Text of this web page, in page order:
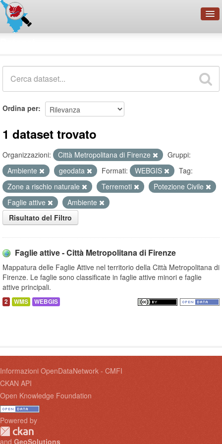
Organizzazioni
Ordina per
1 dataset trovato
Organizzazioni: Città Metropolitana di Firenze
Gruppi:
Ambiente
geodata Formati: WEBGIS
Tag:
Zone a rischio naturale
Terremoti
Potezione Civile
Faglie attive
Ambiente
Risultato del Filtro
Faglie attive - Città Metropolitana di Firenze
Mappatura delle Faglie Attive nel territorio della Città Metropolitana di
Firenze. Le faglie sono classificate in faglie attive minori e faglie
attive principali.
2 WMS WEBGIS
Informazioni OpenDataNetwork - CMFI
CKAN API
Open Knowledge Foundation
Powered by
and GeoSolutions